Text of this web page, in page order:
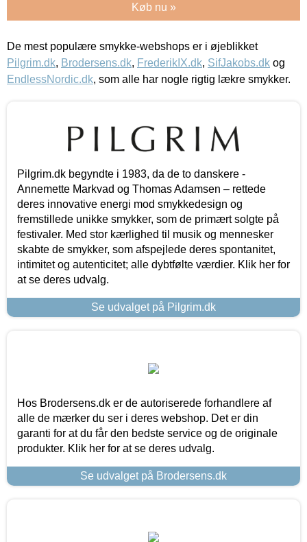
Køb nu »
De mest populære smykke-webshops er i øjeblikket
Pilgrim.dk, Brodersens.dk, FrederikIX.dk, SifJakobs.dk og
EndlessNordic.dk, som alle har nogle rigtig lækre smykker.
Pilgrim.dk begyndte i 1983, da de to danskere -
Annemette Markvad og Thomas Adamsen – rettede
deres innovative energi mod smykkedesign og
fremstillede unikke smykker, som de primært solgte på
festivaler. Med stor kærlighed til musik og mennesker
skabte de smykker, som afspejlede deres spontanitet,
intimitet og autenticitet; alle dybtfølte værdier. Klik her for
at se deres udvalg.
Se udvalget på Pilgrim.dk
Hos Brodersens.dk er de autoriserede forhandlere af
alle de mærker du ser i deres webshop. Det er din
garanti for at du får den bedste service og de originale
produkter. Klik her for at se deres udvalg.
Se udvalget på Brodersens.dk